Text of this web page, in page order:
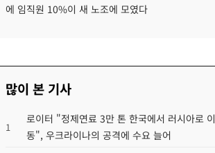
에 임직원 10%이 새 노조에 모였다
많이 본 기사
1
로이터 "정제연료 3만 톤 한국에서 러시아로 이
동", 우크라이나의 공격에 수요 늘어